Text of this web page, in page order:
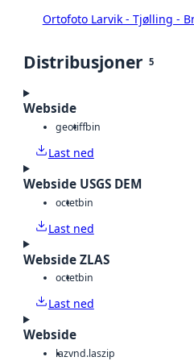
Ortofoto Larvik - Tjølling -
Distribusjoner 5
Webside
geotiffbin
Last ned
Webside USGS DEM
octetbin
Last ned
Webside ZLAS
octetbin
Last ned
Webside
lazvnd.laszip